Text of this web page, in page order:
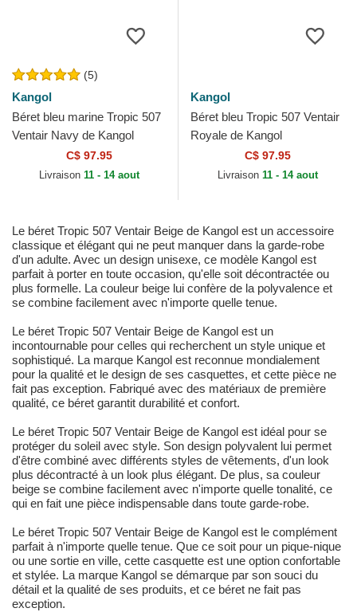
(5)
Kangol
Béret bleu marine Tropic 507
Ventair Navy de Kangol
C$ 97.95
Livraison 11 - 14 aout
Kangol
Béret bleu Tropic 507 Ventair
Royale de Kangol
C$ 97.95
Livraison 11 - 14 aout
Le béret Tropic 507 Ventair Beige de Kangol est un accessoire
classique et élégant qui ne peut manquer dans la garde-robe
d'un adulte. Avec un design unisexe, ce modèle Kangol est
parfait à porter en toute occasion, qu'elle soit décontractée ou
plus formelle. La couleur beige lui confère de la polyvalence et
se combine facilement avec n'importe quelle tenue.
Le béret Tropic 507 Ventair Beige de Kangol est un
incontournable pour celles qui recherchent un style unique et
sophistiqué. La marque Kangol est reconnue mondialement
pour la qualité et le design de ses casquettes, et cette pièce ne
fait pas exception. Fabriqué avec des matériaux de première
qualité, ce béret garantit durabilité et confort.
Le béret Tropic 507 Ventair Beige de Kangol est idéal pour se
protéger du soleil avec style. Son design polyvalent lui permet
d'être combiné avec différents styles de vêtements, d'un look
plus décontracté à un look plus élégant. De plus, sa couleur
beige se combine facilement avec n'importe quelle tonalité, ce
qui en fait une pièce indispensable dans toute garde-robe.
Le béret Tropic 507 Ventair Beige de Kangol est le complément
parfait à n'importe quelle tenue. Que ce soit pour un pique-nique
ou une sortie en ville, cette casquette est une option confortable
et stylée. La marque Kangol se démarque par son souci du
détail et la qualité de ses produits, et ce béret ne fait pas
exception.